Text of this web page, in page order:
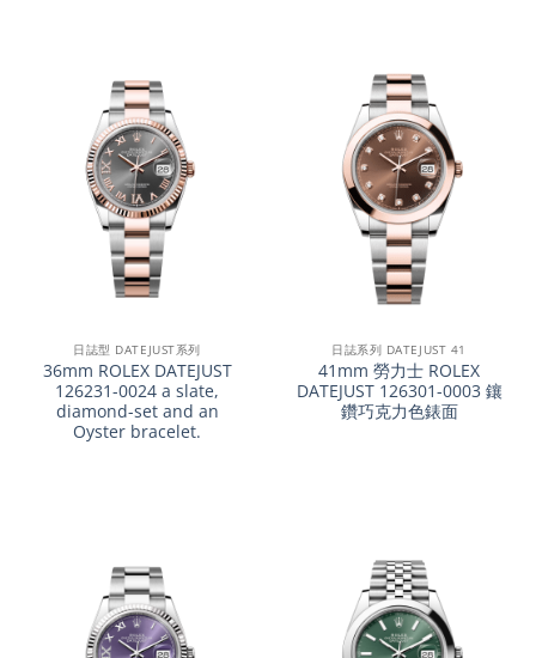
日誌型 DATEJUST系列
36mm ROLEX DATEJUST
126231-0024 a slate,
diamond-set and an
Oyster bracelet.
日誌系列 DATEJUST 41
41mm 勞力士 ROLEX
DATEJUST 126301-0003 鑲
鑽巧克力色錶面